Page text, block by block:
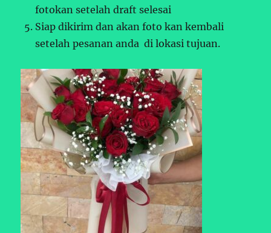
fotokan setelah draft selesai
Siap dikirim dan akan foto kan kembali
setelah pesanan anda di lokasi tujuan.